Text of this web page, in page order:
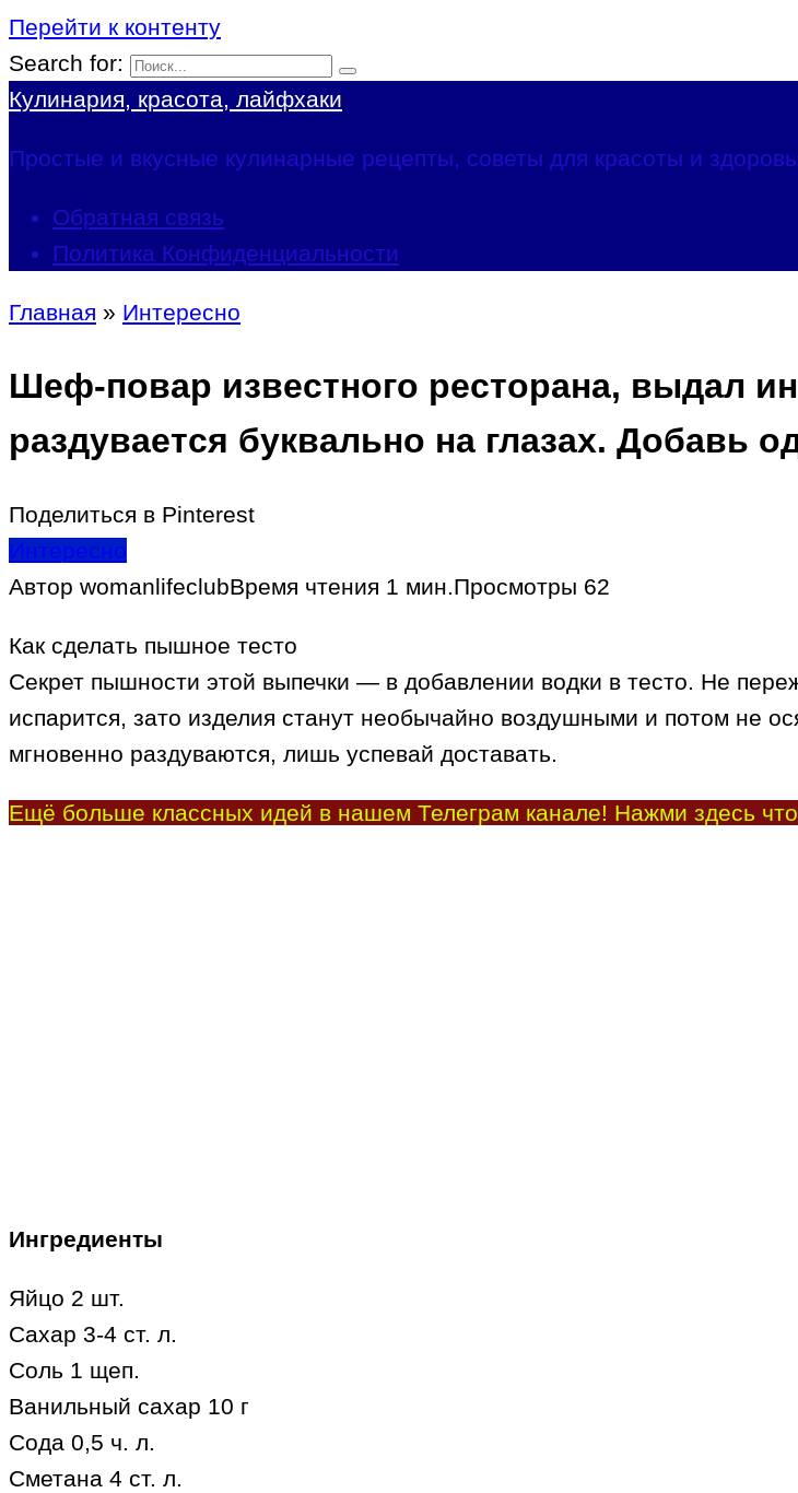
Перейти к контенту
Search for:
Кулинария, красота, лайфхаки
Простые и вкусные кулинарные рецепты, советы для красоты и
Обратная связь
Политика Конфиденциальности
Главная » Интересно
Шеф-повар известного ресторана, выдал
раздувается буквально на глазах. Добавь
Поделиться в Pinterest
Интересно
Автор womanlifeclubВремя чтения 1 мин.Просмотры 62
Как сделать пышное тесто
Секрет пышности этой выпечки — в добавлении водки в тесто. Не
испарится, зато изделия станут необычайно воздушными и потом не
мгновенно раздуваются, лишь успевай доставать.
Ещё больше классных идей в нашем Телеграм канале! Нажми здесь
Ингредиенты
Яйцо 2 шт.
Сахар 3-4 ст. л.
Соль 1 щеп.
Ванильный сахар 10 г
Сода 0,5 ч. л.
Сметана 4 ст. л.